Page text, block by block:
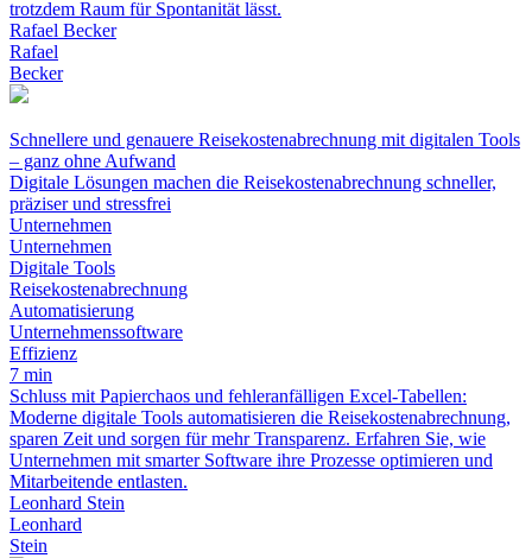
trotzdem Raum für Spontanität lässt.
Rafael Becker
Rafael
Becker
Schnellere und genauere Reisekostenabrechnung mit digitalen Tools
– ganz ohne Aufwand
Digitale Lösungen machen die Reisekostenabrechnung schneller,
präziser und stressfrei
Unternehmen
Unternehmen
Digitale Tools
Reisekostenabrechnung
Automatisierung
Unternehmenssoftware
Effizienz
7 min
Schluss mit Papierchaos und fehleranfälligen Excel-Tabellen:
Moderne digitale Tools automatisieren die Reisekostenabrechnung,
sparen Zeit und sorgen für mehr Transparenz. Erfahren Sie, wie
Unternehmen mit smarter Software ihre Prozesse optimieren und
Mitarbeitende entlasten.
Leonhard Stein
Leonhard
Stein